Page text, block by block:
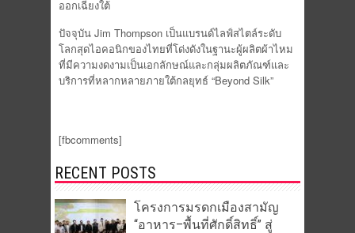
ออกเฉียงใต้
ปัจจุบัน Jim Thompson เป็นแบรนด์ไลฟ์สไตล์ระดับ
โลกสุดไอคอนิกของไทยที่โด่งดังในฐานะผู้ผลิตผ้าไหม
ที่มีความงดงามเป็นเอกลักษณ์และกลุ่มผลิตภัณฑ์และ
บริการที่หลากหลายภายใต้กลยุทธ์ “Beyond Silk”
[fbcomments]
RECENT POSTS
โครงการมรดกเมืองสามัญ
“อาหาร–พื้นที่ศักดิ์สิทธิ์” สู่